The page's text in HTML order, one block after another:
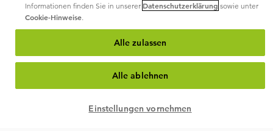
Informationen finden Sie in unserer Datenschutzerklärung sowie unter
Cookie-Hinweise.
Einstellungen vornehmen
Alle ablehnen
Alle zulassen